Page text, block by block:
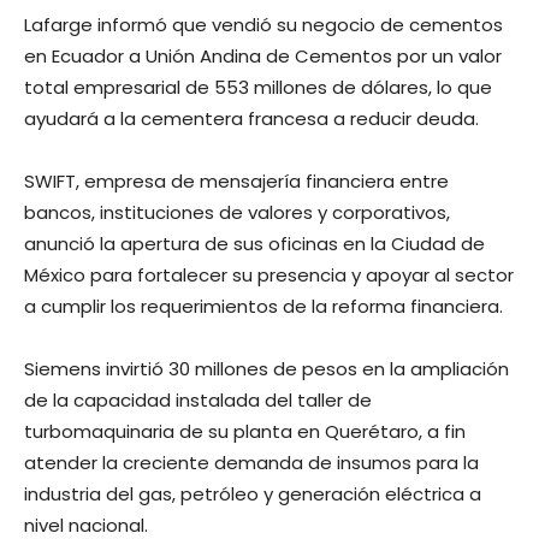
Lafarge informó que vendió su negocio de cementos
en Ecuador a Unión Andina de Cementos por un valor
total empresarial de 553 millones de dólares, lo que
ayudará a la cementera francesa a reducir deuda.
SWIFT, empresa de mensajería financiera entre
bancos, instituciones de valores y corporativos,
anunció la apertura de sus oficinas en la Ciudad de
México para fortalecer su presencia y apoyar al sector
a cumplir los requerimientos de la reforma financiera.
Siemens invirtió 30 millones de pesos en la ampliación
de la capacidad instalada del taller de
turbomaquinaria de su planta en Querétaro, a fin
atender la creciente demanda de insumos para la
industria del gas, petróleo y generación eléctrica a
nivel nacional.